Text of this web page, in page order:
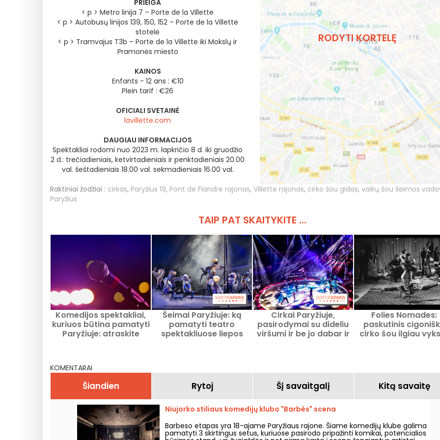
PRIEIGA
< p > Metro linija 7 – Porte de la Villette
< p > Autobusų linijos 139, 150, 152 – Porte de la Villette
stotelė
< p > Tramvajus T3b – Porte de la Villette iki Mokslų ir
Pramonės miesto
KAINOS
Enfants - 12 ans : €10
Plein tarif : €26
OFICIALI SVETAINĖ
lavillette.com
DAUGIAU INFORMACIJOS
Spektakliai rodomi nuo 2023 m. lapkričio 8 d. iki gruodžio
2 d.: trečiadieniais, ketvirtadieniais ir penktadieniais 20.00
val. šeštadieniais 18.00 val. sekmadieniais 16.00 val.
RODYTI KORTELĘ
Raktiniai žodžiai : cirkas, Paryžius 19, Pont de Flandre rajonas, Villette rajonas, cirko šou gidas, vaikų šou šeimos
Paryžius
TAIP PAT SKAITYKITE ...
Komedijos spektakliai,
kuriuos būtina pamatyti
Paryžiuje: atraskite
Šeimai Paryžiuje: ką
pamatyti teatro
spektakliuose liepos
Cirkai Paryžiuje,
pasirodymai su dideliu
viršumi ir be jo dabar ir
Folies Nomades:
paskutinis
cirko šou ilgiau
KOMENTARAI
Šiandien Rytoj Šį savaitgalį Kitą savaitę
Niujorko stiliaus komedijų klubo "Barbès" scena
Barbeso etapas yra 18-ajame Paryžiaus rajone. Šiame komedijų klube galima
pamatyti 3 skirtingus setus, kuriuose pasirodo pripažinti komikai, potencialios